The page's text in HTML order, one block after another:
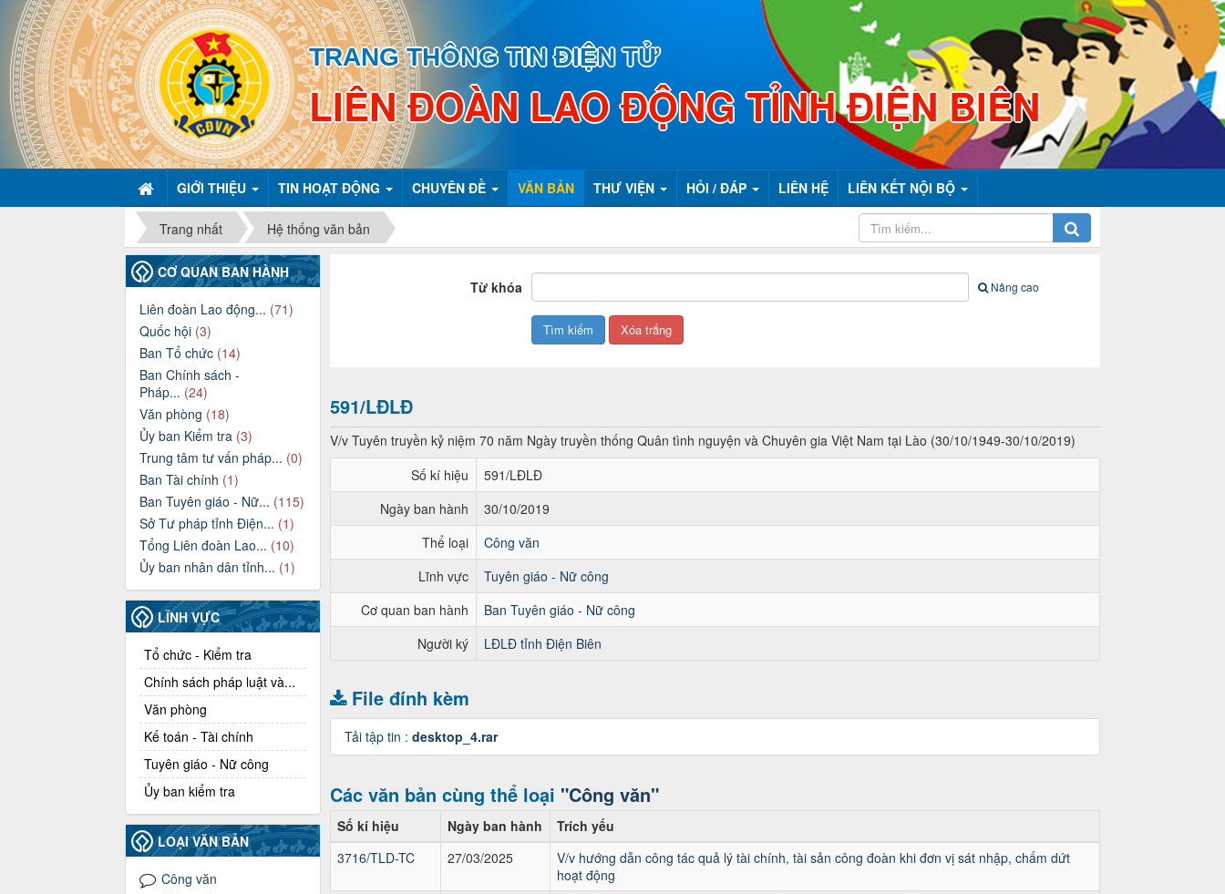
TRANG THÔNG TIN ĐIỆN TỬ
LIÊN ĐOÀN LAO ĐỘNG TỈNH ĐIỆN BIÊN
GIỚI THIỆU TIN HOẠT ĐỘNG CHUYÊN ĐỀ VĂN BẢN THƯ VIỆN HỎI / ĐÁP LIÊN HỆ LIÊN KẾT NỘI BỘ
Trang nhất Hệ thống văn bản
Từ khóa Nâng cao
591/LĐLĐ
V/v Tuyên truyền kỷ niệm 70 năm Ngày truyền thống Quân tình nguyện và Chuyên gia Việt Nam tại Lào (30/10/1949-30/10/2019)
Số kí hiệu
591/LĐLĐ
Ngày ban hành
30/10/2019
Thể loại
Công văn
Lĩnh vực
Tuyên giáo - Nữ công
Cơ quan ban hành
Ban Tuyên giáo - Nữ công
Người ký
LĐLĐ tỉnh Điện Biên
File đính kèm
Tải tập tin : desktop_4.rar
Các văn bản cùng thể loại "Công văn"
Số kí hiệu Ngày ban hành
Trích yếu
3716/TLD-TC
27/03/2025
V/v hướng dẫn công tác quả lý tài chính, tài sản công đoàn khi đơn vị sát nhập, chấm dứt
hoạt động
CƠ QUAN BAN HÀNH
Liên đoàn Lao động... (71)
Quốc hội (3)
Ban Tổ chức (14)
Ban Chính sách -
Pháp... (24)
Văn phòng (18)
Ủy ban Kiểm tra (3)
Trung tâm tư vấn pháp... (0)
Ban Tài chính (1)
Ban Tuyên giáo - Nữ... (115)
Sở Tư pháp tỉnh Điện... (1)
Tổng Liên đoàn Lao... (10)
Ủy ban nhân dân tỉnh... (1)
LĨNH VỰC
Tổ chức - Kiểm tra
Chính sách pháp luật và...
Văn phòng
Kế toán - Tài chính
Tuyên giáo - Nữ công
Ủy ban kiểm tra
LOẠI VĂN BẢN
Công văn